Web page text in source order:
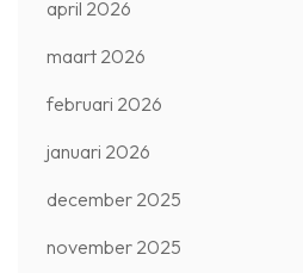
april 2026
maart 2026
februari 2026
januari 2026
december 2025
november 2025